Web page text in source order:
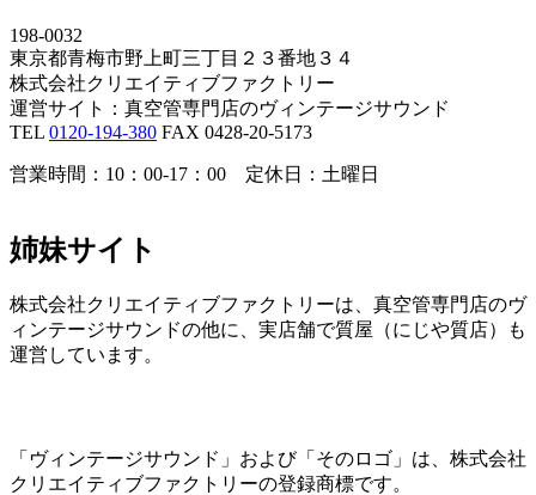
198-0032
東京都青梅市野上町三丁目２３番地３４
株式会社クリエイティブファクトリー
運営サイト：真空管専門店のヴィンテージサウンド
TEL 0120-194-380 FAX 0428-20-5173
営業時間：10：00-17：00 定休日：土曜日
姉妹サイト
株式会社クリエイティブファクトリーは、真空管専門店のヴ
ィンテージサウンドの他に、実店舗で質屋（にじや質店）も
運営しています。
「ヴィンテージサウンド」および「そのロゴ」は、株式会社
クリエイティブファクトリーの登録商標です。